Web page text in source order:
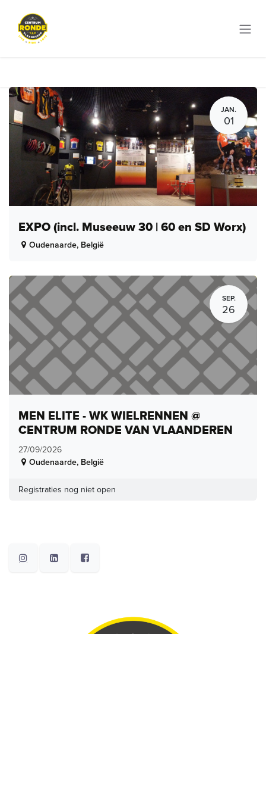
JAN.
01
EXPO (incl. Museeuw 30 | 60 en SD Worx)
Oudenaarde, België
SEP.
26
MEN ELITE - WK WIELRENNEN @
CENTRUM RONDE VAN VLAANDEREN
27/09/2026
Oudenaarde, België
Registraties nog niet open